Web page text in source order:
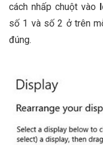
cách nhấp chuột vào
số 1 và số 2 ở trên
đúng.